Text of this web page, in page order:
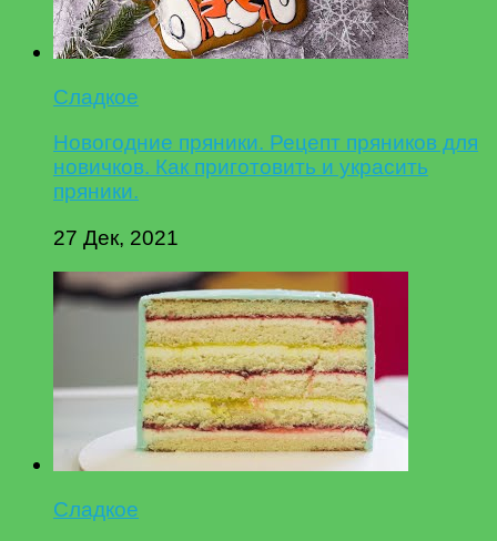
Сладкое
Новогодние пряники. Рецепт пряников для
новичков. Как приготовить и украсить
пряники.
27 Дек, 2021
Сладкое